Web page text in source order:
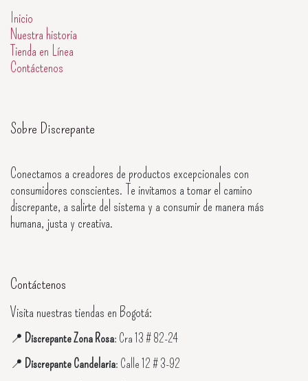
Inicio
Nuestra historia
Tienda en Línea
Contáctenos
Sobre Discrepante
Conectamos a creadores de productos excepcionales con
consumidores conscientes. Te invitamos a tomar el camino
discrepante, a salirte del sistema y a consumir de manera más
humana, justa y creativa.
Contáctenos
Visita nuestras tiendas en Bogotá:
📍 Discrepante Zona Rosa: Cra 13 # 82-24
📍 Discrepante Candelaria: Calle 12 # 3-92